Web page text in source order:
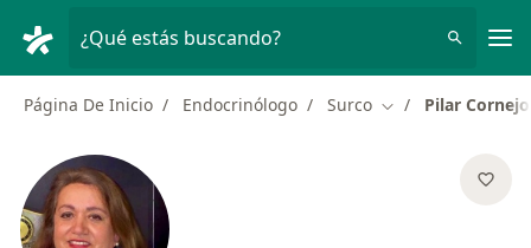
¿Qué estás buscando?
Página De Inicio Endocrinólogo Surco Cambiar de ciudad
Pilar